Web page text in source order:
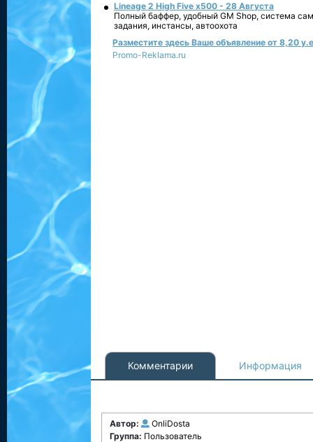
Lineage 2 High Five x500 - 28 Августа
Полный баффер, удобный GM Shop, система
задания, инстансы, автоохота
Разместите здесь Ваше объявление от 8,20
Promo-Reklama.ru
Комментарии Информация
Автор:
OnliDosta
Группа: Пользователь